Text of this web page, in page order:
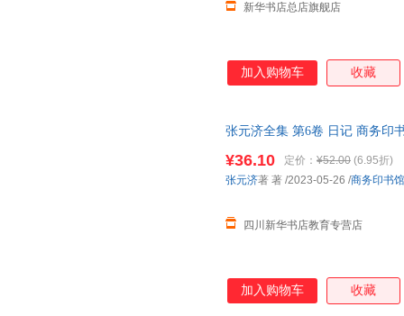
新华书店总店旗舰店
加入购物车 收藏
张元济全集 第6卷 日记 商务印
¥36.10 定价： ¥52.00 (6.95折)
四川新华书店教育专营店
张元济著 著 /2023-05-26 /商务印书馆
加入购物车 收藏